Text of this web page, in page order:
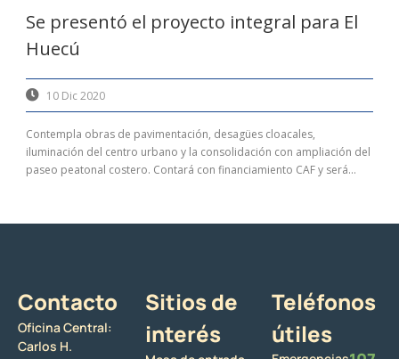
Se presentó el proyecto integral para El
Huecú
10 Dic 2020
Contempla obras de pavimentación, desagües cloacales,
iluminación del centro urbano y la consolidación con ampliación del
paseo peatonal costero. Contará con financiamiento CAF y será...
Contacto
Oficina Central:
Carlos H.
Sitios de
interés
Teléfonos
útiles